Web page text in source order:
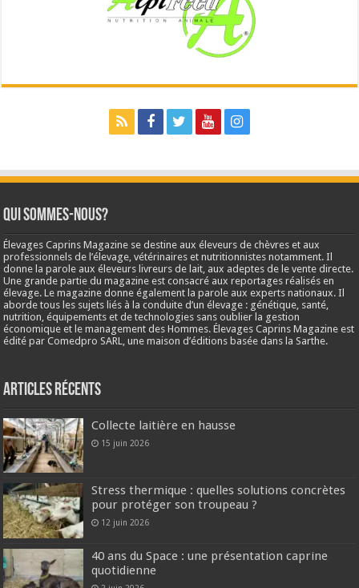
Qui sommes-nous?
Élevages Caprins Magazine se destine aux éleveurs de chèvres et aux
professionnels de l’élevage, vétérinaires et nutritionnistes notamment. Il
donne la parole aux éleveurs livreurs de lait, aux adeptes de le vente directe.
Une grande partie du magazine est consacré aux reportages réalisés en
élevage. Le magazine donne également la parole aux experts nationaux. Il
aborde tous les sujets liés à la conduite d’un élevage : génétique, santé,
nutrition, équipements et de technologies sans oublier la gestion
économique et le management des Hommes. Élevages Caprins Magazine est
édité par Comedpro SARL, une maison d’éditions basée dans la Sarthe.
Articles récents
Collecte laitière en hausse
15 juin 2026
Stress thermique : quelles solutions concrètes
pour protéger son troupeau ?
12 juin 2026
40 ans du Space : une présentation caprine
quotidienne